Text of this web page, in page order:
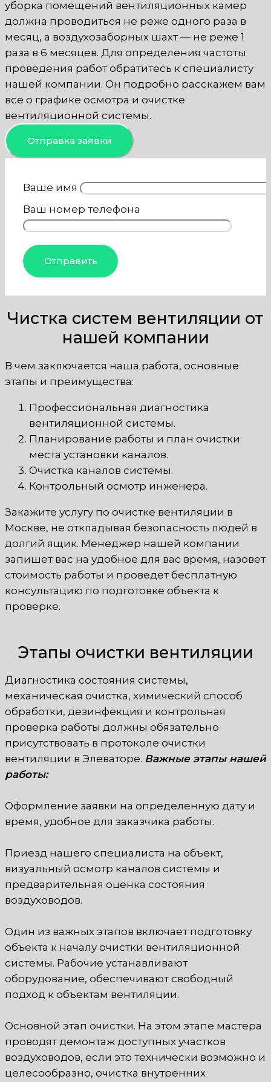
уборка помещений вентиляционных камер
должна проводиться не реже одного раза в
месяц, а воздухозаборных шахт — не реже 1
раза в 6 месяцев. Для определения частоты
проведения работ обратитесь к специалисту
нашей компании. Он подробно расскажем вам
все о графике осмотра и очистке
вентиляционной системы.
Отправка заявки
Ваше имя
Ваш номер телефона
Чистка систем вентиляции от
нашей компании
В чем заключается наша работа, основные
этапы и преимущества:
Профессиональная диагностика
вентиляционной системы.
Планирование работы и план очистки
места установки каналов.
Очистка каналов системы.
Контрольный осмотр инженера.
Закажите услугу по очистке вентиляции в
Москве, не откладывая безопасность людей в
долгий ящик. Менеджер нашей компании
запишет вас на удобное для вас время, назовет
стоимость работы и проведет бесплатную
консультацию по подготовке объекта к
проверке.
Этапы очистки вентиляции
Диагностика состояния системы,
механическая очистка, химический способ
обработки, дезинфекция и контрольная
проверка работы должны обязательно
присутствовать в протоколе очистки
вентиляции в Элеваторе. Важные этапы нашей
работы:
Оформление заявки на определенную дату и
время, удобное для заказчика работы.
Приезд нашего специалиста на объект,
визуальный осмотр каналов системы и
предварительная оценка состояния
воздуховодов.
Один из важных этапов включает подготовку
объекта к началу очистки вентиляционной
системы. Рабочие устанавливают
оборудование, обеспечивают свободный
подход к объектам вентиляции.
Основной этап очистки. На этом этапе мастера
проводят демонтаж доступных участков
воздуховодов, если это технически возможно и
целесообразно, очистка внутренних